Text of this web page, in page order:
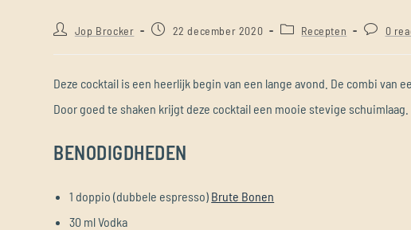
Jop Brocker 22 december 2020 Recepten 0
Deze cocktail is een heerlijk begin van een lange avond. De combi van
Door goed te shaken krijgt deze cocktail een mooie stevige schuimlaag.
BENODIGDHEDEN
1 doppio (dubbele espresso) Brute Bonen
30 ml Vodka